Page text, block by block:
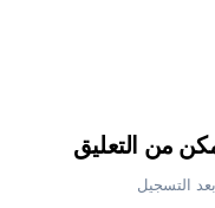
من التعليق
التسجيل